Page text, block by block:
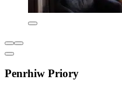
Penrhiw Priory